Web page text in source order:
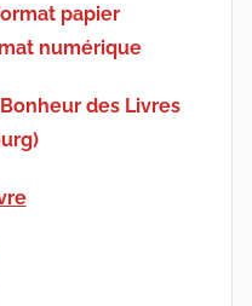
papier
numérique
des Livres